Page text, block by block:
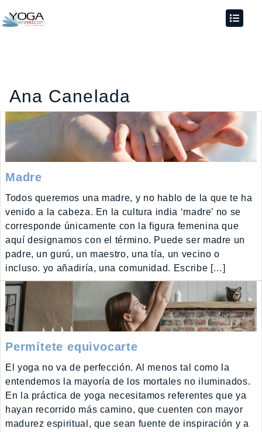
Ana Canelada
Madre
Todos queremos una madre, y no hablo de la que te ha
venido a la cabeza. En la cultura india ‘madre’ no se
corresponde únicamente con la figura femenina que
aquí designamos con el término. Puede ser madre un
padre, un gurú, un maestro, una tía, un vecino o
incluso. yo añadiría, una comunidad. Escribe […]
Permítete equivocarte
El yoga no va de perfección. Al menos tal como la
entendemos la mayoría de los mortales no iluminados.
En la práctica de yoga necesitamos referentes que ya
hayan recorrido más camino, que cuenten con mayor
madurez espiritual, que sean fuente de inspiración y a